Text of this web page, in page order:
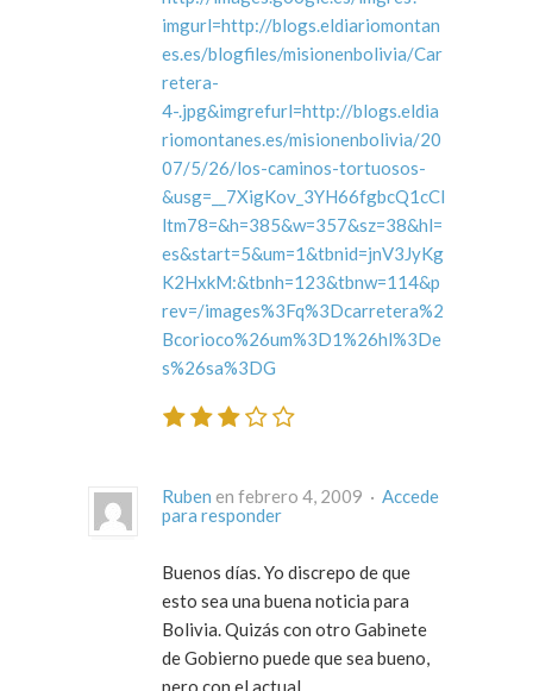
imgurl=http://blogs.eldiariomontan
es.es/blogfiles/misionenbolivia/Car
retera-
4-.jpg&imgrefurl=http://blogs.eldia
riomontanes.es/misionenbolivia/20
07/5/26/los-caminos-tortuosos-
&usg=__7XigKov_3YH66fgbcQ1cCl
ltm78=&h=385&w=357&sz=38&hl=
es&start=5&um=1&tbnid=jnV3JyKg
K2HxkM:&tbnh=123&tbnw=114&p
rev=/images%3Fq%3Dcarretera%2
Bcorioco%26um%3D1%26hl%3De
s%26sa%3DG
Ruben en febrero 4, 2009 · Accede
para responder
Buenos días. Yo discrepo de que
esto sea una buena noticia para
Bolivia. Quizás con otro Gabinete
de Gobierno puede que sea bueno,
pero con el actual…..